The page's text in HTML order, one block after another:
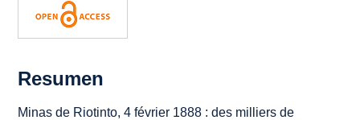
Resumen
Minas de Riotinto, 4 février 1888 : des milliers de